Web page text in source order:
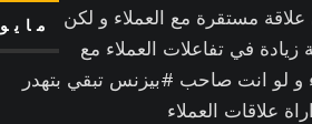
مايو
مستقرة مع العملاء و لكن
زيادة في تفاعلات العملاء مع
و لو انت صاحب #بيزنس تبقي بتهدر
علاقات العملاء